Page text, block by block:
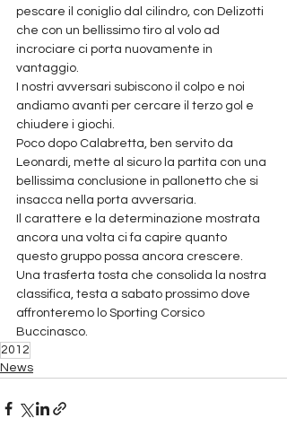
pescare il coniglio dal cilindro, con Delizotti
che con un bellissimo tiro al volo ad
incrociare ci porta nuovamente in
vantaggio.
I nostri avversari subiscono il colpo e noi
andiamo avanti per cercare il terzo gol e
chiudere i giochi.
Poco dopo Calabretta, ben servito da
Leonardi, mette al sicuro la partita con una
bellissima conclusione in pallonetto che si
insacca nella porta avversaria.
Il carattere e la determinazione mostrata
ancora una volta ci fa capire quanto
questo gruppo possa ancora crescere.
Una trasferta tosta che consolida la nostra
classifica, testa a sabato prossimo dove
affronteremo lo Sporting Corsico
Buccinasco.
2012
News